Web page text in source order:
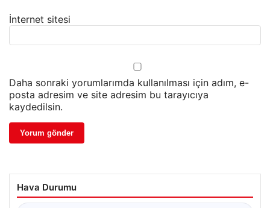
İnternet sitesi
Daha sonraki yorumlarımda kullanılması için adım, e-
posta adresim ve site adresim bu tarayıcıya
kaydedilsin.
Hava Durumu